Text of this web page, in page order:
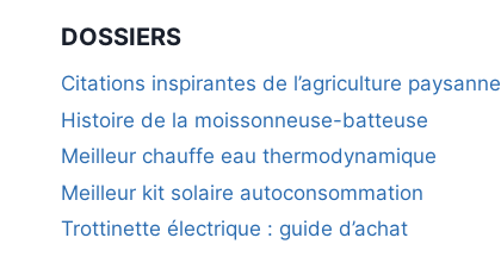
DOSSIERS
Citations inspirantes de l’agriculture paysanne
Histoire de la moissonneuse-batteuse
Meilleur chauffe eau thermodynamique
Meilleur kit solaire autoconsommation
Trottinette électrique : guide d’achat